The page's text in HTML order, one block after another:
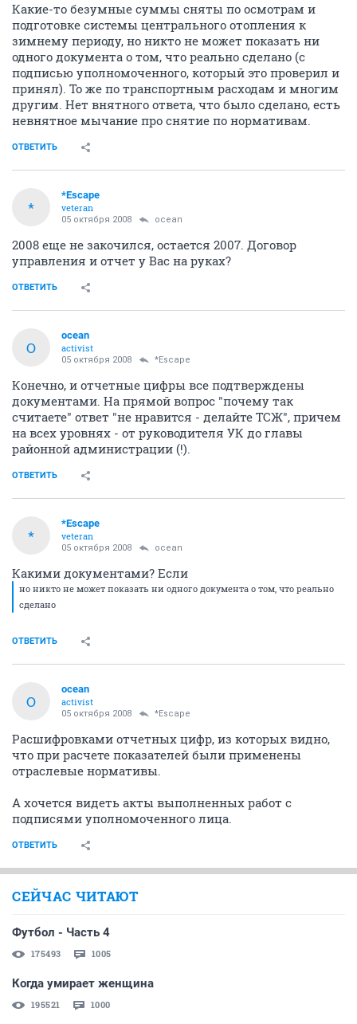
Какие-то безумные суммы сняты по осмотрам и
подготовке системы центрального отопления к
зимнему периоду, но никто не может показать ни
одного документа о том, что реально сделано (с
подписью уполномоченного, который это проверил и
принял). То же по транспортным расходам и многим
другим. Нет внятного ответа, что было сделано, есть
невнятное мычание про снятие по нормативам.
ОТВЕТИТЬ
*
*Escape
veteran
05 октября 2008 ocean
2008 еще не закочился, остается 2007. Договор
управления и отчет у Вас на руках?
ОТВЕТИТЬ
O
ocean
activist
05 октября 2008 *Escape
Конечно, и отчетные цифры все подтверждены
документами. На прямой вопрос "почему так
считаете" ответ "не нравится - делайте ТСЖ", причем
на всех уровнях - от руководителя УК до главы
районной администрации (!).
ОТВЕТИТЬ
*
*Escape
veteran
05 октября 2008 ocean
Какими документами? Если
но никто не может показать ни одного документа о том, что реально
сделано
ОТВЕТИТЬ
O
ocean
activist
05 октября 2008 *Escape
Расшифровками отчетных цифр, из которых видно,
что при расчете показателей были применены
отраслевые нормативы.
А хочется видеть акты выполненных работ с
подписями уполномоченного лица.
ОТВЕТИТЬ
СЕЙЧАС ЧИТАЮТ
Футбол - Часть 4
175493 1005
Когда умирает женщина
195521 1000